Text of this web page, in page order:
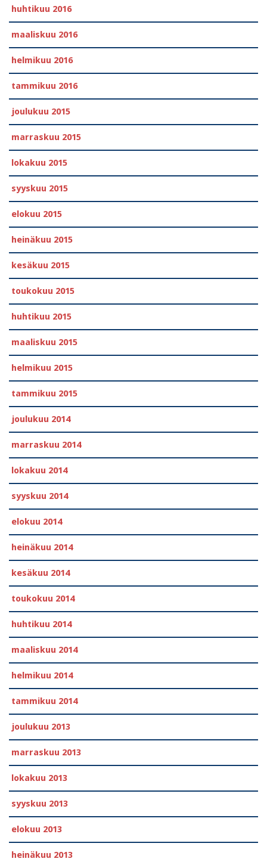
huhtikuu 2016
maaliskuu 2016
helmikuu 2016
tammikuu 2016
joulukuu 2015
marraskuu 2015
lokakuu 2015
syyskuu 2015
elokuu 2015
heinäkuu 2015
kesäkuu 2015
toukokuu 2015
huhtikuu 2015
maaliskuu 2015
helmikuu 2015
tammikuu 2015
joulukuu 2014
marraskuu 2014
lokakuu 2014
syyskuu 2014
elokuu 2014
heinäkuu 2014
kesäkuu 2014
toukokuu 2014
huhtikuu 2014
maaliskuu 2014
helmikuu 2014
tammikuu 2014
joulukuu 2013
marraskuu 2013
lokakuu 2013
syyskuu 2013
elokuu 2013
heinäkuu 2013